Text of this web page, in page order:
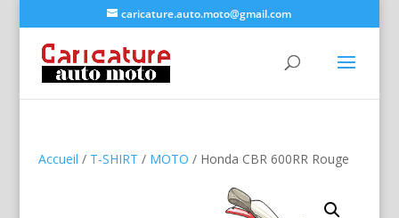
caricature.auto.moto@gmail.com
Accueil / T-SHIRT / MOTO / Honda CBR 600RR Rouge